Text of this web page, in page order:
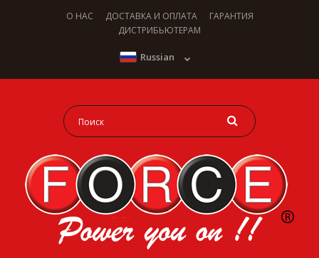
О НАС ДОСТАВКА И ОПЛАТА
ГАРАНТИЯ
ДИСТРИБЬЮТЕРАМ
Russian